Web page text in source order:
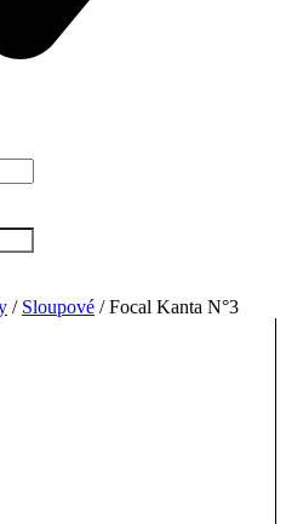
/ Sloupové / Focal Kanta N°3